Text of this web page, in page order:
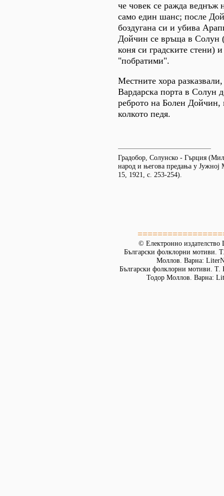
че човек се ражда веднъж
само един шанс; после
боздугана си и убива
Дойчин се връща в Солун
коня си градските стени)
"побратими".
Местните хора
Вардарска порта в Солун
реброто на Болен Дойчин,
колкото педя.
Градобор, Солунско - Гърция
народ и његова предања y Јужној
15, 1921, с. 253-254).
© Електронно издателство
Български фолклорни мотиви.
Моллов. Варна:
Български фолклорни мотиви.
Тодор Моллов. Варна: